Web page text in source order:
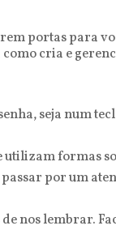
portas para
cria e
seja num
utilizam formas
por um
nos lembrar.